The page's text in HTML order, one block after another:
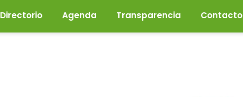
Directorio Agenda Transparencia Contacto